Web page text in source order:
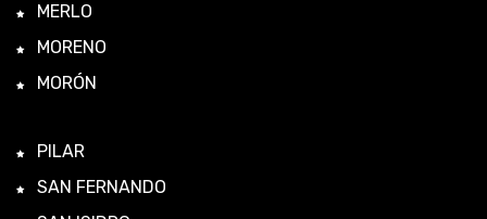
MERLO
MORENO
MORÓN
PILAR
SAN FERNANDO